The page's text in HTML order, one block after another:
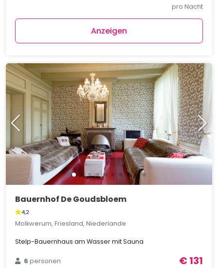
pro Nacht
Anzeigen
Bauernhof De Goudsbloem
4,2
Molkwerum, Friesland, Niederlande
Stelp-Bauernhaus am Wasser mit Sauna
6personen
€ 131